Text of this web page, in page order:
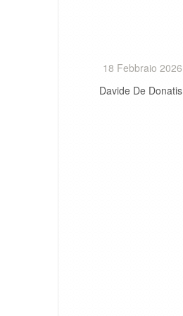
18 Febbraio 2026
Davide De Donatis